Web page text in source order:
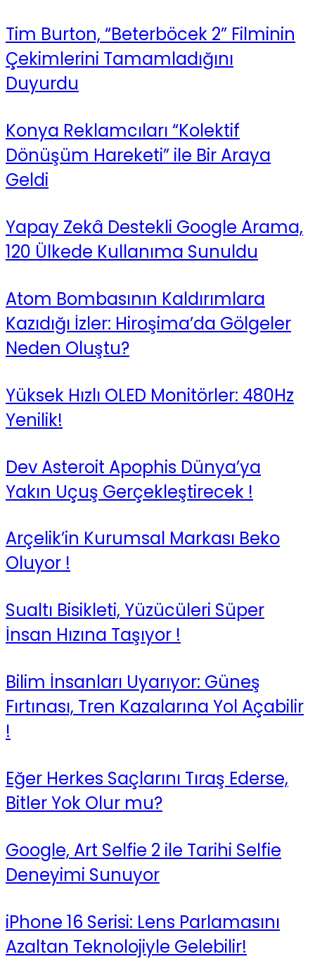
Tim Burton, “Beterböcek 2” Filminin
Çekimlerini Tamamladığını
Duyurdu
Konya Reklamcıları “Kolektif
Dönüşüm Hareketi” ile Bir Araya
Geldi
Yapay Zekâ Destekli Google Arama,
120 Ülkede Kullanıma Sunuldu
Atom Bombasının Kaldırımlara
Kazıdığı İzler: Hiroşima’da Gölgeler
Neden Oluştu?
Yüksek Hızlı OLED Monitörler: 480Hz
Yenilik!
Dev Asteroit Apophis Dünya’ya
Yakın Uçuş Gerçekleştirecek !
Arçelik’in Kurumsal Markası Beko
Oluyor !
Sualtı Bisikleti, Yüzücüleri Süper
İnsan Hızına Taşıyor !
Bilim İnsanları Uyarıyor: Güneş
Fırtınası, Tren Kazalarına Yol Açabilir
!
Eğer Herkes Saçlarını Tıraş Ederse,
Bitler Yok Olur mu?
Google, Art Selfie 2 ile Tarihi Selfie
Deneyimi Sunuyor
iPhone 16 Serisi: Lens Parlamasını
Azaltan Teknolojiyle Gelebilir!